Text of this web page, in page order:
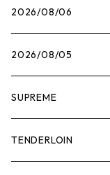
2026/08/06
2026/08/05
SUPREME
Tシャツ
TENDERLOIN